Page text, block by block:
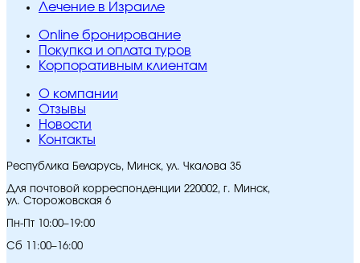
Лечение в Израиле
Online бронирование
Покупка и оплата туров
Корпоративным клиентам
O компании
Отзывы
Новости
Контакты
Республика Беларусь, Минск, ул. Чкалова 35
Для почтовой корреспонденции 220002, г. Минск,
ул. Сторожовская 6
Пн-Пт 10:00–19:00
Сб 11:00–16:00